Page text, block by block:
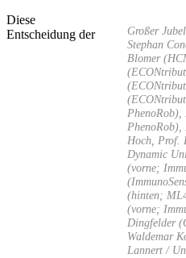
Großer
Stephan
Blomer
Hoch, Prof.
Dynamic
(vorne;
(hinten;
(vorne;
Dingfelder
Waldemar
Lannert /
Diese
Entscheidung der